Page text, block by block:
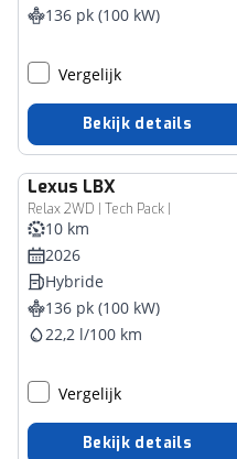
136 pk (100 kW)
Vergelijk
Bekijk details
Lexus LBX
Relax 2WD | Tech Pack |
10 km
2026
Hybride
136 pk (100 kW)
22,2 l/100 km
Vergelijk
Bekijk details